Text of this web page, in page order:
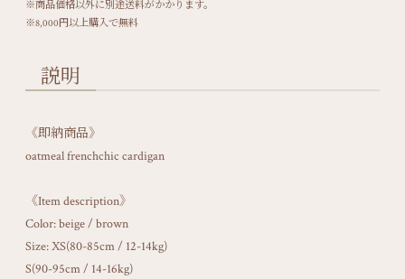
※商品価格以外に別途送料がかかります。
※8,000円以上購入で無料
説明
《即納商品》
oatmeal frenchchic cardigan
《Item description》
Color: beige / brown
Size: XS(80-85cm / 12-14kg)
S(90-95cm / 14-16kg)